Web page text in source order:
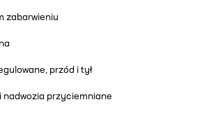
zabarwieniu
przód i tył
przyciemniane